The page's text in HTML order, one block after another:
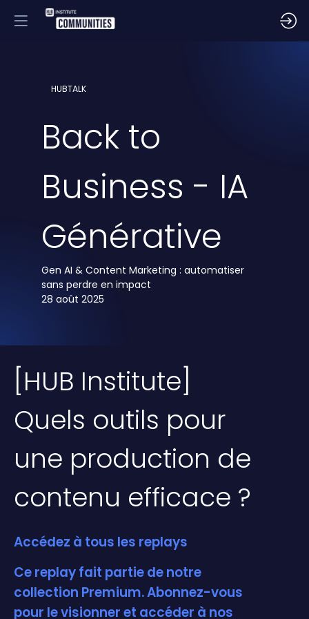
HUBTALK
Back to
Business - IA
Générative
Gen AI & Content Marketing : automatiser
28 août 2025
[HUB Institute]
Quels outils pour
une production de
contenu efficace ?
Accédez à tous les replays
Ce replay fait partie de notre
collection Premium. Abonnez-vous
pour le visionner et accéder à nos